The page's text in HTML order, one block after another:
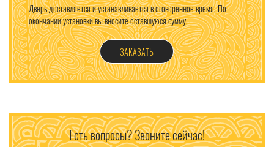
Дверь доставляется и устанавливается в оговоренное время. По
окончании установки вы вносите оставшуюся сумму.
ЗАКАЗАТЬ
Есть вопросы? Звоните сейчас!